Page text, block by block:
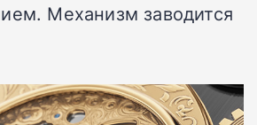
Механизм заводится